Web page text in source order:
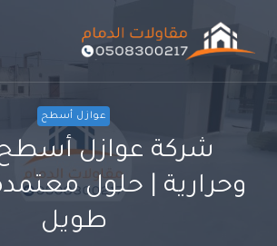
إلى
المحتوى
عوازل أسطح
شركة عوازل أسطح
وحرارية | حلول
طويل